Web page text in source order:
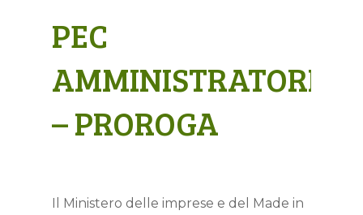
PEC
AMMINISTRATORI
– PROROGA
Il Ministero delle imprese e del Made in